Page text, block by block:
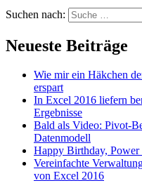
Suchen nach:
Neueste Beiträge
Wie mir ein Häkchen
erspart
In Excel 2016 liefern
Ergebnisse
Bald als Video: Pivot-
Datenmodell
Happy Birthday, Power
Vereinfachte
von Excel 2016